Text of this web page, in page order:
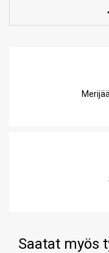
Saatat myös